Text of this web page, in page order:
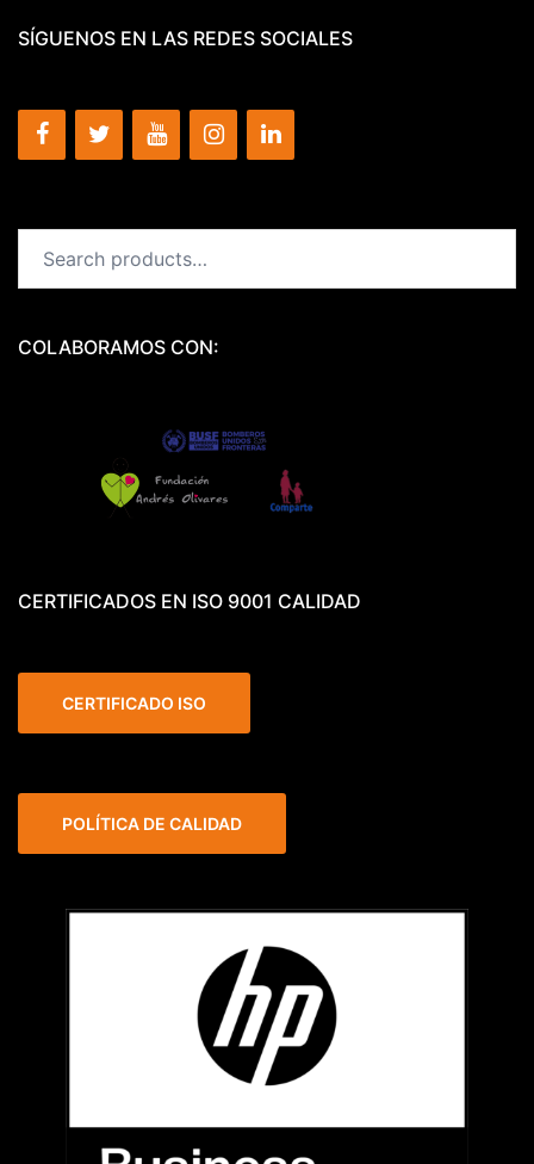
SÍGUENOS EN LAS REDES SOCIALES
for:
COLABORAMOS CON:
CERTIFICADOS EN ISO 9001 CALIDAD
CERTIFICADO ISO
POLÍTICA DE CALIDAD